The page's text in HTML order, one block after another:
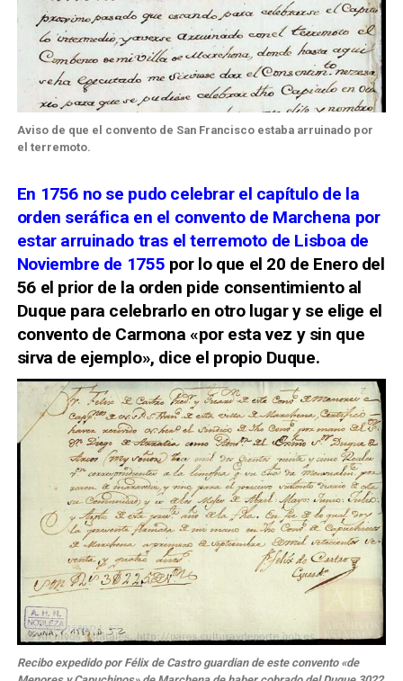
Aviso de que el convento de San Francisco estaba arruinado por
el terremoto.
En 1756 no se pudo celebrar el capítulo de la
orden seráfica en el convento de Marchena por
estar arruinado tras el terremoto de Lisboa de
Noviembre de 1755 por lo que el 20 de Enero del
56 el prior de la orden pide consentimiento al
Duque para celebrarlo en otro lugar y se elige el
convento de Carmona «por esta vez y sin que
sirva de ejemplo», dice el propio Duque.
Recibo expedido por Félix de Castro guardian de este convento «de